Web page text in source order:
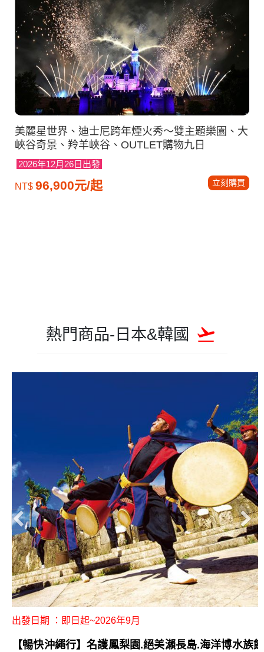
美麗星世界、迪士尼跨年煙火秀～雙主題樂園、大
峽谷奇景、羚羊峽谷、OUTLET購物九日
2026年12月26日出發
NT$ 96,900元/起 立刻購買
熱門商品-日本&韓國
出發日期 ：即日起~2026年9月
【暢快沖繩行】名護鳳梨園.絕美瀨長島.海洋博水族館